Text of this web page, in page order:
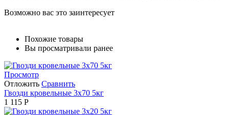
Возможно вас это заинтересует
Похожие товары
Вы просматривали ранее
Просмотр
Отложить Сравнить
Гвозди кровельные 3х70 5кг
1 115 Р